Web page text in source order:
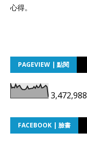
心得。
PAGEVIEW | 點閱
3,472,988
FACEBOOK | 臉書